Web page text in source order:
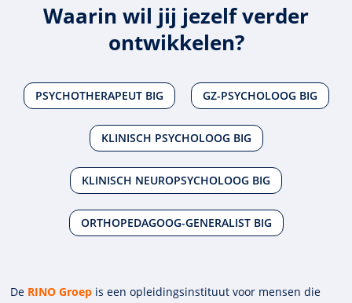
Waarin wil jij jezelf verder
ontwikkelen?
PSYCHOTHERAPEUT BIG GZ-PSYCHOLOOG BIG
KLINISCH PSYCHOLOOG BIG
KLINISCH NEUROPSYCHOLOOG BIG
ORTHOPEDAGOOG-GENERALIST BIG
De RINO Groep is een opleidings­insti­tuut voor mensen die